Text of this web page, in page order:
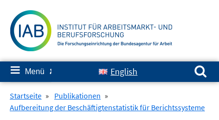
zum
Inhalt
≡ Menü ✘ English
Suchen nach:
Startseite » Publikationen »
Aufbereitung der Beschäftigtenstatistik für Berichtssysteme